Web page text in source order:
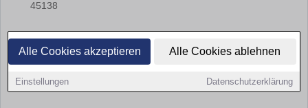
Alle Cookies akzeptieren Alle Cookies ablehnen
Einstellungen Datenschutzerklärung